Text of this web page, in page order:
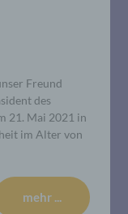
Freund
des
21. Mai 2021 in
im Alter von
mehr ...